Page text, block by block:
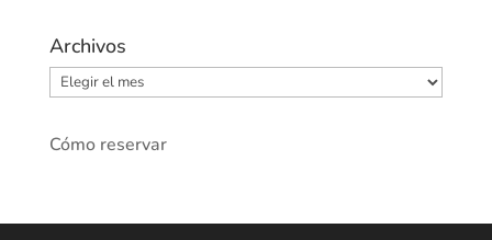
Archivos
Archivos
Cómo reservar